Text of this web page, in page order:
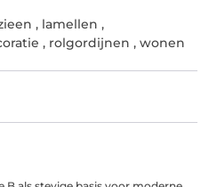
, lamellen ,
, rolgordijnen ,wonen